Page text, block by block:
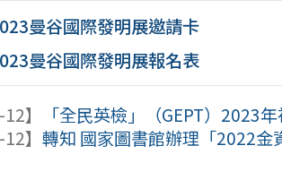
曼谷國際發明展邀請卡
曼谷國際發明展報名表
】
「全民英檢」（GEPT）2023
12】轉知 國家圖書館辦理「2022金